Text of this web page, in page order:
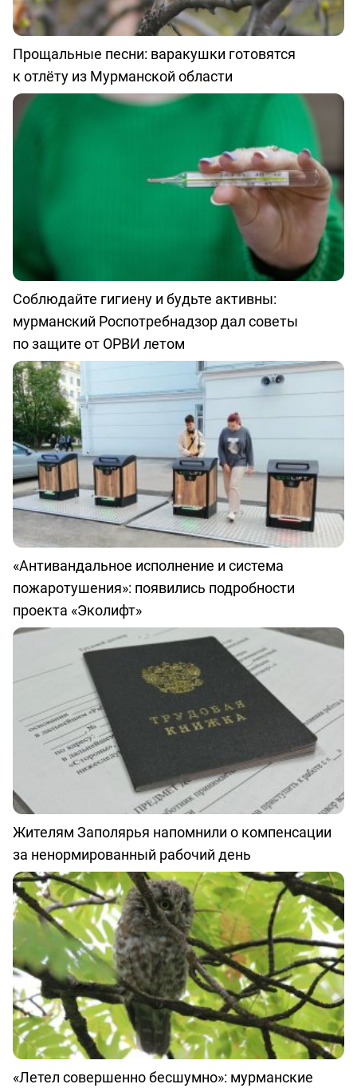
Прощальные песни: варакушки готовятся
к отлёту из Мурманской области
Соблюдайте гигиену и будьте активны:
мурманский Роспотребнадзор дал советы
по защите от ОРВИ летом
«Антивандальное исполнение и система
пожаротушения»: появились подробности
проекта «Эколифт»
Жителям Заполярья напомнили о компенсации
за ненормированный рабочий день
«Летел совершенно бесшумно»: мурманские